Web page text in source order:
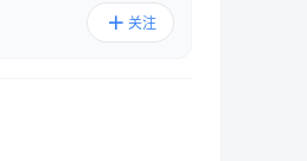
关注